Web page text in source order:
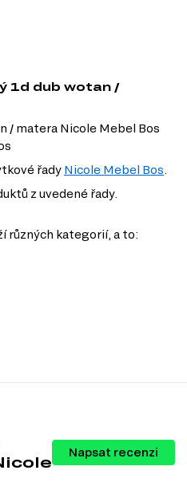
1d dub wotan /
/ matera Nicole Mebel Bos
řady Nicole Mebel Bos.
z uvedené řady.
různých kategorií, a to:
Napsat recenzi